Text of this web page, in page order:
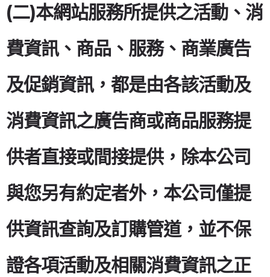
(二)本網站服務所提供之活動、消
費資訊、商品、服務、商業廣告
及促銷資訊，都是由各該活動及
消費資訊之廣告商或商品服務提
供者直接或間接提供，除本公司
與您另有約定者外，本公司僅提
供資訊查詢及訂購管道，並不保
證各項活動及相關消費資訊之正